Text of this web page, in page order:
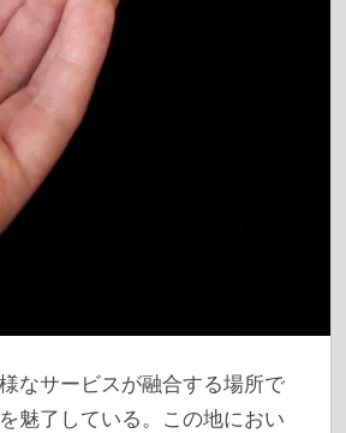
なサービスが融合する場所で
魅了している。この地におい